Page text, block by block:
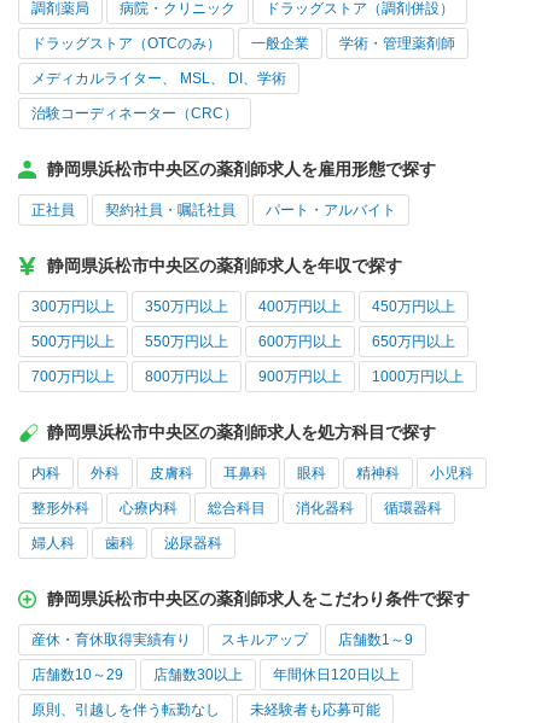
調剤薬局 病院・クリニック ドラッグストア（調剤併設）
ドラッグストア（OTCのみ） 一般企業 学術・管理薬剤師
メディカルライター、 MSL、 DI、学術
治験コーディネーター（CRC）
静岡県浜松市中央区の薬剤師求人を雇用形態で探す
正社員 契約社員・嘱託社員 パート・アルバイト
静岡県浜松市中央区の薬剤師求人を年収で探す
300万円以上 350万円以上 400万円以上 450万円以上
500万円以上 550万円以上 600万円以上 650万円以上
700万円以上 800万円以上 900万円以上 1000万円以上
静岡県浜松市中央区の薬剤師求人を処方科目で探す
内科 外科 皮膚科 耳鼻科 眼科 精神科 小児科
整形外科 心療内科 総合科目 消化器科 循環器科
婦人科 歯科 泌尿器科
静岡県浜松市中央区の薬剤師求人をこだわり条件で探す
産休・育休取得実績有り スキルアップ 店舗数1～9
店舗数10～29 店舗数30以上 年間休日120日以上
原則、引越しを伴う転勤なし 未経験者も応募可能